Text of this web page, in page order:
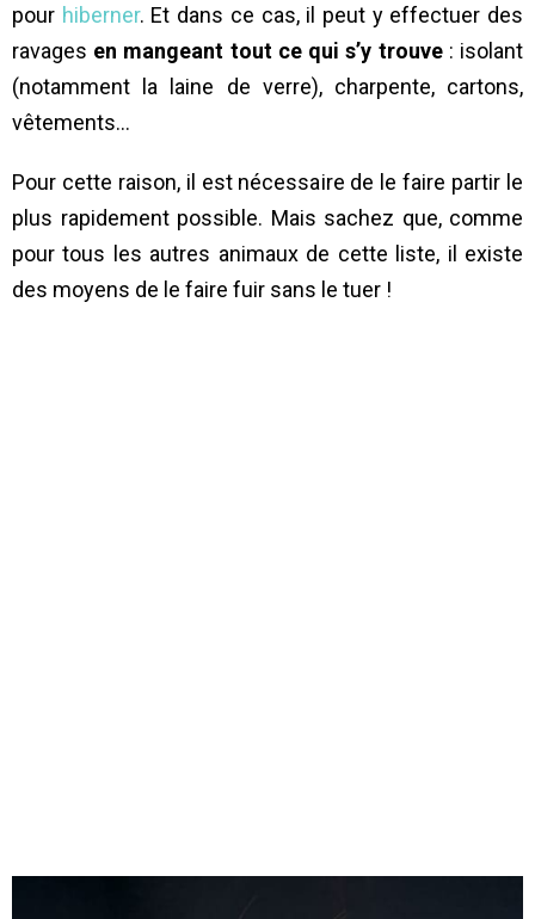
pour hiberner. Et dans ce cas, il peut y effectuer des
ravages en mangeant tout ce qui s’y trouve: isolant
(notamment la laine de verre), charpente, cartons,
vêtements…
Pour cette raison, il est nécessaire de le faire partir le
plus rapidement possible. Mais sachez que, comme
pour tous les autres animaux de cette liste, il existe
des moyens de le faire fuir sans le tuer !